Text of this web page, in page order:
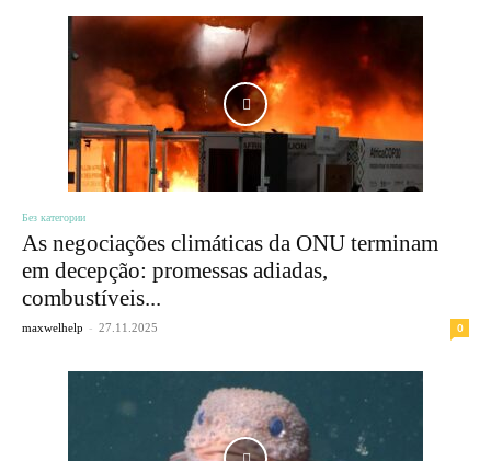
Без категории
As negociações climáticas da ONU terminam
em decepção: promessas adiadas,
combustíveis...
maxwelhelp - 27.11.2025 0